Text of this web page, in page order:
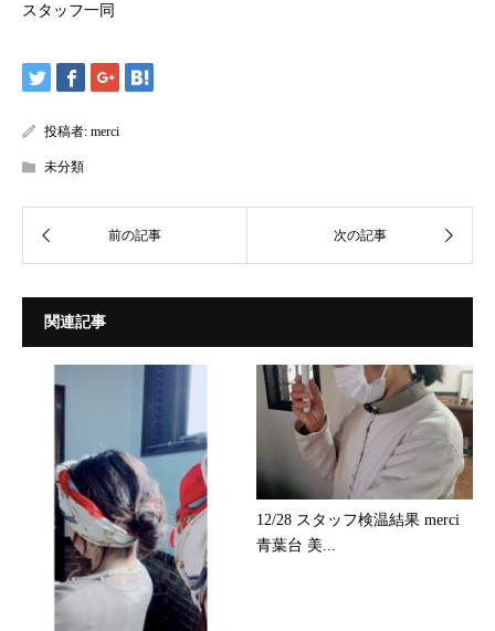
スタッフ一同
投稿者: merci
未分類
関連記事
12/28 スタッフ検温結果 merci
青葉台 美...